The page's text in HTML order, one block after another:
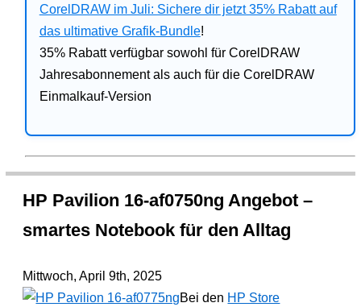
CorelDRAW im Juli: Sichere dir jetzt 35% Rabatt auf
das ultimative Grafik-Bundle!
35% Rabatt verfügbar sowohl für CorelDRAW
Jahresabonnement als auch für die CorelDRAW
Einmalkauf-Version
HP Pavilion 16-af0750ng Angebot –
smartes Notebook für den Alltag
Mittwoch, April 9th, 2025
Bei den HP Store